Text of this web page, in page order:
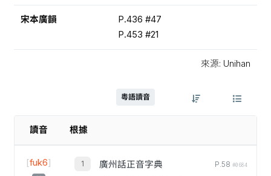
宋本廣韻
P.436 #47
P.453 #21
來源: Unihan
粵語讀音
讀音 根據
[fuk6] 廣州話正音字典 P.58 #0684